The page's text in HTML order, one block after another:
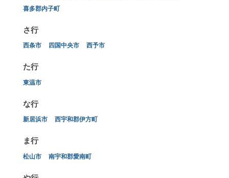
喜多郡内子町
さ行
西条市 四国中央市 西予市
た行
東温市
な行
新居浜市 西宇和郡伊方町
ま行
松山市 南宇和郡愛南町